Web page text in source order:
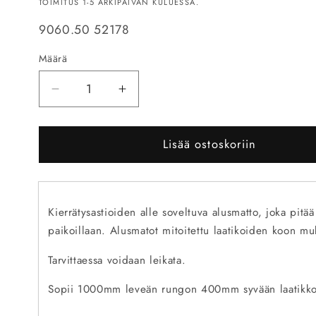
TOIMITUS 1-5 ARKIPÄIVÄN KULUESSA.
SKU-
9060.50 52178
Määrä
Vähennä
tuotteen
LEGRABOX
alusmatto
harmaa
määrää
Lisää
tuotteen
LEGRABOX
laatikon
alusmatto
harmaa
määrää
Lisää ostoskoriin
Kierrätysastioiden alle soveltuva alusmatto, joka
paikoillaan. Alusmatot mitoitettu laatikoiden koon
Tarvittaessa voidaan leikata.
Sopii 1000mm leveän rungon 400mm syvään